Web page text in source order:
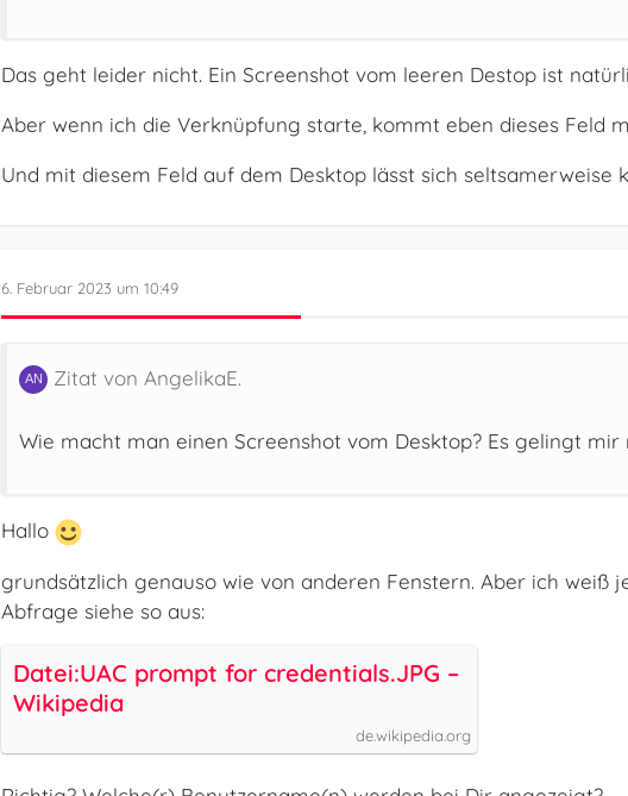
Das geht leider nicht. Ein Screenshot vom leeren Destop ist
Aber wenn ich die Verknüpfung starte, kommt eben dieses Feld
Und mit diesem Feld auf dem Desktop lässt sich seltsamerweise
6. Februar 2023 um 10:49
Zitat von AngelikaE.
Wie macht man einen Screenshot vom Desktop? Es gelingt
Hallo
grundsätzlich genauso wie von anderen Fenstern. Aber ich weiß
Abfrage siehe so aus:
Datei:UAC prompt for credentials.JPG –
Wikipedia
de.wikipedia.org